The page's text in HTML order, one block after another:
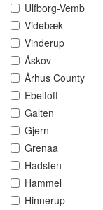
Ulfborg-Vemb
Videbæk
Vinderup
Åskov
Århus County
Ebeltoft
Galten
Gjern
Grenaa
Hadsten
Hammel
Hinnerup